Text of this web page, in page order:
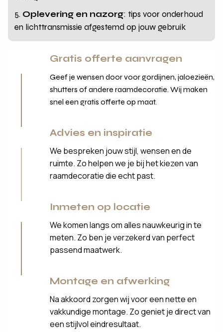
Oplevering en nazorg: tips voor onderhoud
en lichttransmissie afgestemd op jouw gebruik
Gratis offerte aanvragen
Geef je wensen door voor gordijnen, jaloezieën,
shutters of andere raamdecoratie. Wij maken
snel een gratis offerte op maat.
Advies en inspiratie
We bespreken jouw stijl, wensen en de
ruimte. Zo helpen we je bij het kiezen van
raamdecoratie die echt past.
Inmeten op locatie
We komen langs om alles nauwkeurig in te
meten. Zo ben je verzekerd van perfect
passend maatwerk.
Montage en afwerking
Na akkoord zorgen wij voor een nette en
vakkundige montage. Zo geniet je direct van
een stijlvol eindresultaat.